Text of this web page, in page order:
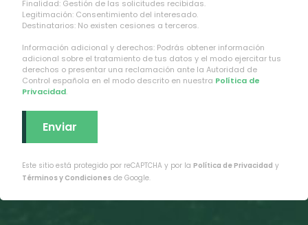
Finalidad: Gestión de las solicitudes recibidas.
Legitimación: Consentimiento del interesado.
Destinatarios: No existen cesiones a terceros.
Información adicional y derechos: Podrás obtener información
adicional sobre el tratamiento de tus datos y el modo ejercitar tus
derechos o presentar una reclamación ante la Autoridad de
Control española en el modo descrito en nuestra Política de
Privacidad.
Este sitio está protegido por reCAPTCHA y por la Política de Privacidad y
Términos y Condiciones de Google.